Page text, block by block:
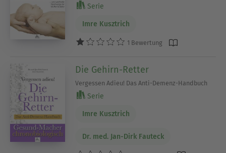
Serie
Imre Kusztrich
1 Bewertung
Die Gehirn-Retter
Vergessen Adieu! Das Anti-Demenz-Handbuch
Serie
Imre Kusztrich
Dr. med. Jan-Dirk Fauteck